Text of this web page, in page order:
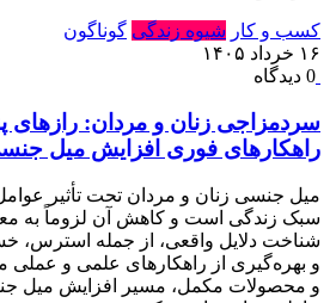
کسب و کار شیوه زندگی گوناگون
۱۶ خرداد ۱۴۰۵
0 دیدگاه
سردمزاجی زنان و مردان: رازهای
راهکارهای فوری افزایش میل
میل جنسی زنان و مردان تحت تأثیر
سبک زندگی است و کاهش آن لزوماً به
شناخت دلایل واقعی، از جمله استرس،
و بهره‌گیری از راهکارهای علمی و عملی
و محصولات مکمل، مسیر افزایش میل